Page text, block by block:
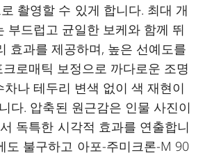
촬영할 수 있게 합니다. 최대 개
부드럽고 균일한 보케와 함께 뛰
효과를 제공하며, 높은 선예도를
로매틱 보정으로 까다로운 조명
나 테두리 변색 없이 색 재현이
다. 압축된 원근감은 인물 사진이
독특한 시각적 효과를 연출합니
도 불구하고 아포-주미크론-M 90